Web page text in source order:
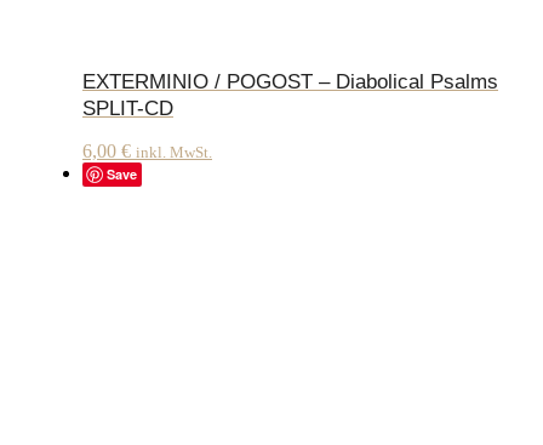
EXTERMINIO / POGOST – Diabolical Psalms
SPLIT-CD
6,00 € inkl. MwSt.
Save